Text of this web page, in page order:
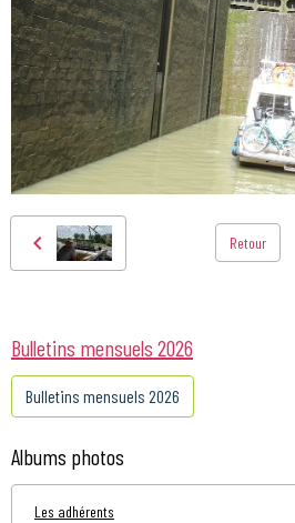
Retour
Bulletins mensuels 2026
Bulletins mensuels 2026
Albums photos
Les adhérents